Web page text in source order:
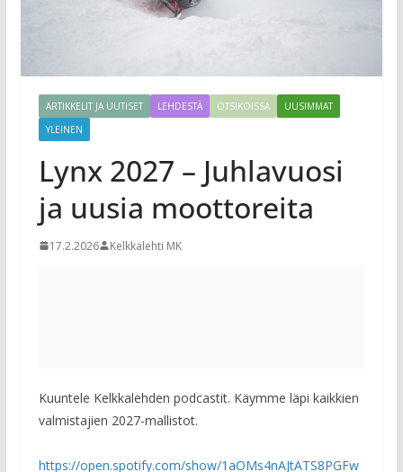
ARTIKKELIT JA UUTISET LEHDESTÄ OTSIKOISSA
UUSIMMAT
YLEINEN
Lynx 2027 – Juhlavuosi
ja uusia moottoreita
17.2.2026 Kelkkalehti MK
Kuuntele Kelkkalehden podcastit. Käymme läpi kaikkien
valmistajien 2027-mallistot.
https://open.spotify.com/show/1aOMs4nAJtATS8PGFw